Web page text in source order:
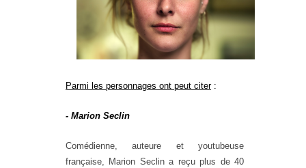
Parmi les personnages ont peut citer:
- Marion Seclin
Comédienne, auteure et youtubeuse
française, Marion Seclin a reçu plus de 40